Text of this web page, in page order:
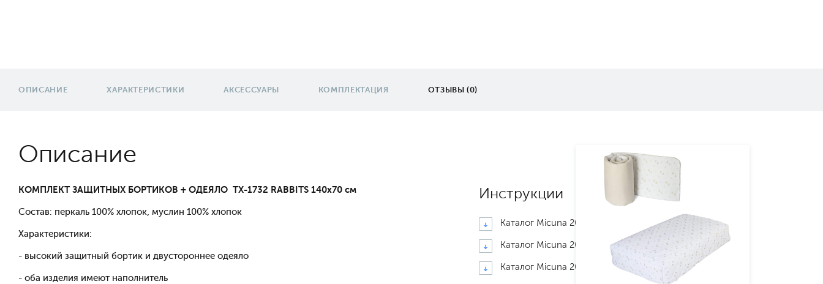
ОПИСАНИЕ ХАРАКТЕРИСТИКИ АКСЕССУАРЫ КОМПЛЕКТАЦИЯ ОТЗЫВЫ (0)
Описание
КОМПЛЕКТ ЗАЩИТНЫХ БОРТИКОВ + ОДЕЯЛО TX-1732 RABBITS 140x70 см
Состав: перкаль 100% хлопок, муслин 100% хлопок
Характеристики:
- высокий защитный бортик и двустороннее одеяло
- оба изделия имеют наполнитель
Инструкции
Каталог Micuna 2023
Каталог Micuna 2024
Каталог Micuna 2025